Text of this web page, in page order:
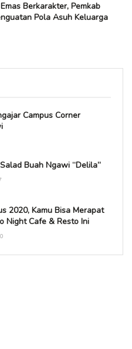
Berkarakter, Pemkab
Pola Asuh Keluarga
Campus Corner
Buah Ngawi “Delila”
2020, Kamu Bisa Merapat
Night Cafe & Resto Ini